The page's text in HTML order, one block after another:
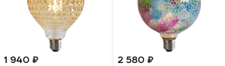
1 940 ₽ 2 580 ₽